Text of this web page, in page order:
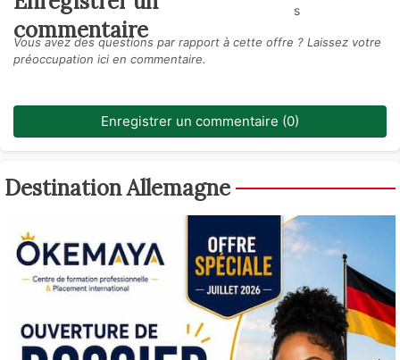
commentaire
s
Vous avez des questions par rapport à cette offre ? Laissez votre
préoccupation ici en commentaire.
Enregistrer un commentaire (0)
Destination Allemagne